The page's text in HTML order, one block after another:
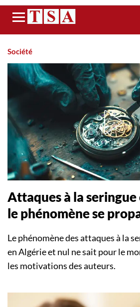
Menu
Société
Attaques à la seringue
le phénomène se
Le phénomène des attaques à la
en Algérie et nul ne sait pour le
les motivations des auteurs.